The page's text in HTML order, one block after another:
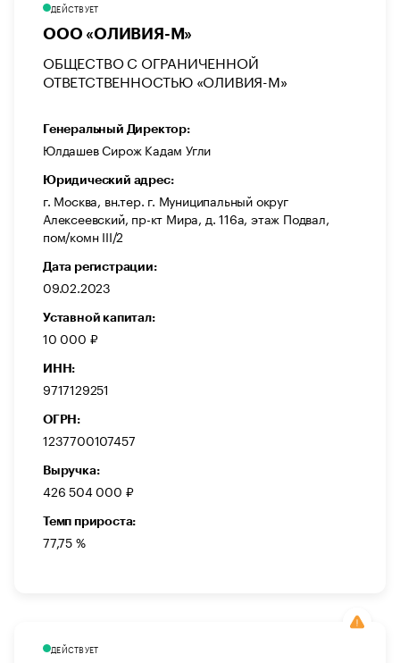
ДЕЙСТВУЕТ
ООО «ОЛИВИЯ-М»
ОБЩЕСТВО С ОГРАНИЧЕННОЙ
ОТВЕТСТВЕННОСТЬЮ «ОЛИВИЯ-М»
Генеральный Директор:
Юлдашев Сирож Кадам Угли
Юридический адрес:
г. Москва, вн.тер. г. Муниципальный округ
Алексеевский, пр-кт Мира, д. 116а, этаж Подвал,
пом/комн III/2
Дата регистрации:
09.02.2023
Уставной капитал:
10 000 ₽
ИНН:
9717129251
ОГРН:
1237700107457
Выручка:
426 504 000 ₽
Темп прироста:
77,75 %
ДЕЙСТВУЕТ